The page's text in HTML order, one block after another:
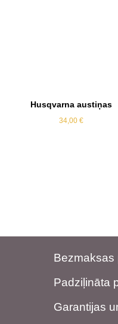
Husqvarna austiņas
34,00 €
Bezmaksas
Padziļināta
Garantijas